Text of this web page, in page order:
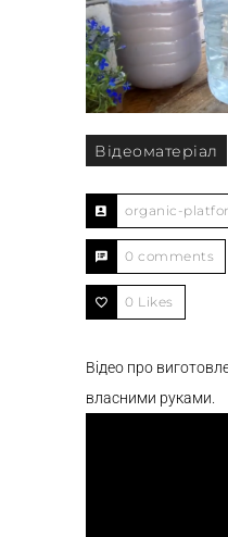
Відеоматеріал
organic-
0 comments
0 Likes
Відео про
власними руками.